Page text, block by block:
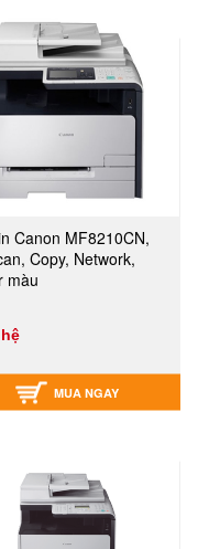
Canon MF8210CN,
Copy, Network,
màu
MUA NGAY